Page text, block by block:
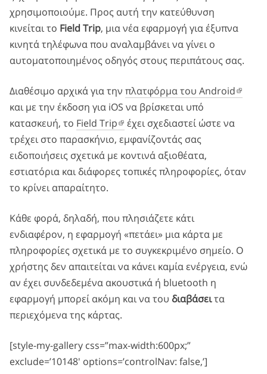
χρησιμοποιούμε. Προς αυτή την κατεύθυνση
κινείται το Field Trip, μια νέα εφαρμογή για έξυπνα
κινητά τηλέφωνα που αναλαμβάνει να γίνει ο
αυτοματοποιημένος οδηγός στους περιπάτους σας.
Διαθέσιμο αρχικά για την πλατφόρμα του Android
και με την έκδοση για iOS να βρίσκεται υπό
κατασκευή, το Field Trip
έχει σχεδιαστεί ώστε να
τρέχει στο παρασκήνιο, εμφανίζοντάς σας
ειδοποιήσεις σχετικά με κοντινά αξιοθέατα,
εστιατόρια και διάφορες τοπικές πληροφορίες, όταν
το κρίνει απαραίτητο.
Κάθε φορά, δηλαδή, που πλησιάζετε κάτι
ενδιαφέρον, η εφαρμογή «πετάει» μια κάρτα με
πληροφορίες σχετικά με το συγκεκριμένο σημείο. Ο
χρήστης δεν απαιτείται να κάνει καμία ενέργεια, ενώ
αν έχει συνδεδεμένα ακουστικά ή bluetooth η
εφαρμογή μπορεί ακόμη και να του διαβάσειτα
περιεχόμενα της κάρτας.
[style-my-gallery css=”max-width:600px;”
exclude=’10148′ options=’controlNav: false,’]